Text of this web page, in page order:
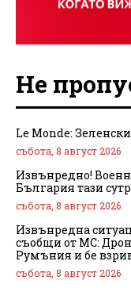
Не
Le Monde:
събота, 8 август 2026
Извънредно!
България тази
събота, 8 август 2026
Извънредна
съобщи от МС:
Румъния и бе
събота, 8 август 2026